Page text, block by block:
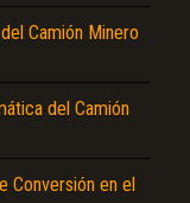
Camión Minero
del Camión
Conversión en el